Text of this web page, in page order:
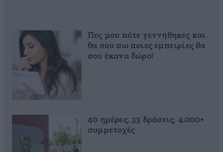
Πες μου πότε γεννήθηκες και
θα σου πω ποιες εμπειρίες θα
σου έκανα δώρο!
40 ημέρες, 33 δράσεις, 4.000+
συμμετοχές